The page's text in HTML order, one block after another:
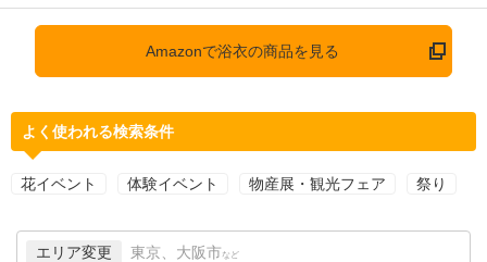
Amazonで浴衣の商品を見る
よく使われる検索条件
花イベント 体験イベント 物産展・観光フェア 祭り
エリア変更 東京、大阪市 など